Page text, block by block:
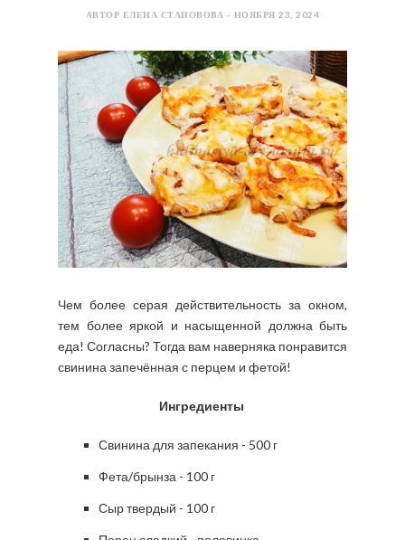
АВТОР ЕЛЕНА СТАНОВОВА - НОЯБРЯ 23, 2024
Чем более серая действительность за окном,
тем более яркой и насыщенной должна быть
еда! Согласны? Тогда вам наверняка понравится
свинина запечённая с перцем и фетой!
Ингредиенты
Свинина для запекания - 500 г
Фета/брынза - 100 г
Сыр твердый - 100 г